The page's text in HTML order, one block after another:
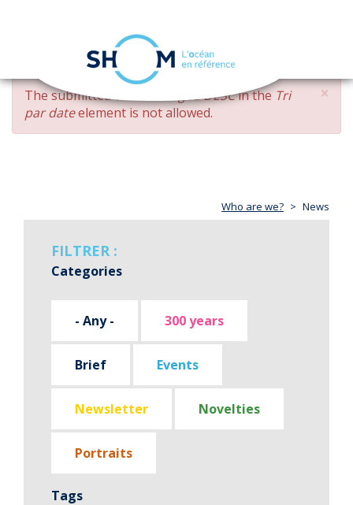
Skip
main
content
navigation
×
ERROR
MESSAGE
The submitted value changed DESCin the Tri
par dateelement is not allowed.
Who are we? News
FILTRER :
Categories
- Any - 300 years
Brief Events
Newsletter Novelties
Portraits
Tags